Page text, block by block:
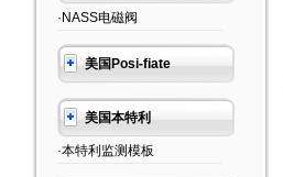
·NASS电磁阀
美国Posi-fiate
美国本特利
·本特利监测模板